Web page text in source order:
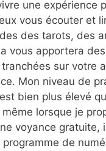
une expérience
vous écouter et
des tarots, des
vous apportera
sur votre
Mon niveau de
bien plus élevé
lorsque je
voyance gratuite,
programme de